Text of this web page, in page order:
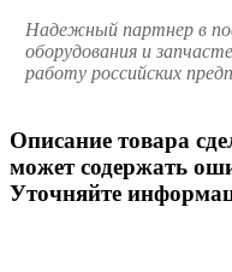
Надежный партнер в
оборудования и
работу российских
Описание товара
может содержать
Уточняйте